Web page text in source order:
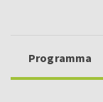
Programma